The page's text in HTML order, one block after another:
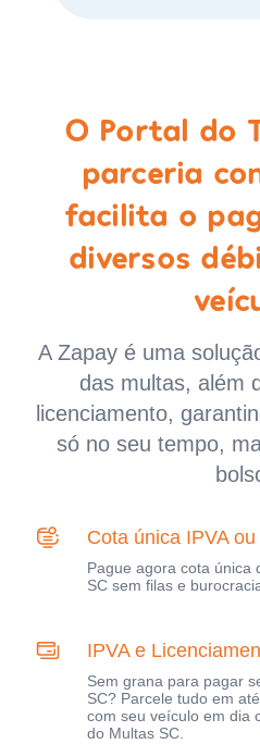
O Portal do
parceria
facilita o
diversos
A Zapay é uma
das multas, além
licenciamento,
só no seu tempo,
Cota única IPVA
Pague agora cota única
SC sem filas e
IPVA e
Sem grana para pagar
SC? Parcele tudo em
com seu veículo em dia
do Multas SC.